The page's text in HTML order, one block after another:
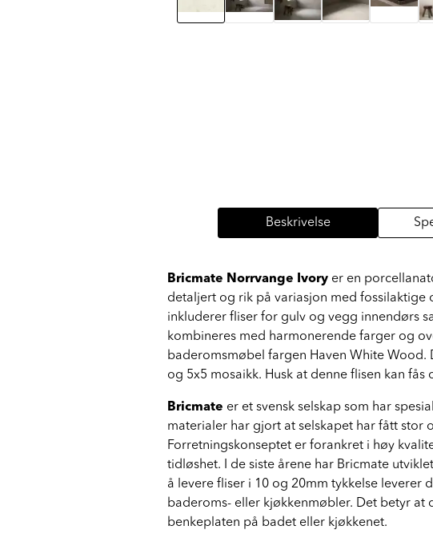
Beskrivelse
Bricmate Norrvange Ivory er en
detaljert og rik på variasjon med fossilaktige
inkluderer fliser for gulv og vegg innendørs
kombineres med harmonerende farger og
baderomsmøbel fargen Haven White Wood.
og 5x5 mosaikk. Husk at denne flisen kan
Bricmate er et svensk selskap som har
materialer har gjort at selskapet har fått stor
Forretningskonseptet er forankret i høy
tidløshet. I de siste årene har Bricmate
å levere fliser i 10 og 20mm tykkelse leverer
baderoms- eller kjøkkenmøbler. Det betyr at
benkeplaten på badet eller kjøkkenet.